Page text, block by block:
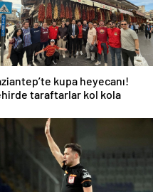
kupa heyecanı!
taraftarlar kol kola